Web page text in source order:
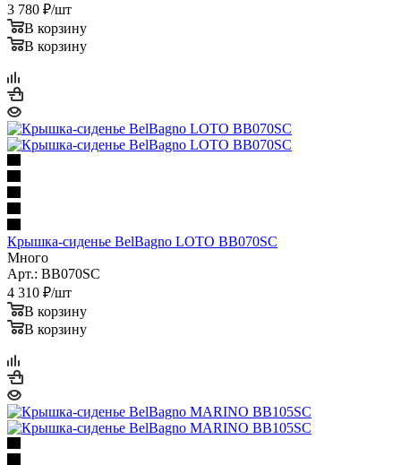
3 780 ₽/шт
В корзину
В корзину
Крышка-сиденье BelBagno LOTO BB070SC
Много
Арт.: BB070SC
4 310 ₽/шт
В корзину
В корзину